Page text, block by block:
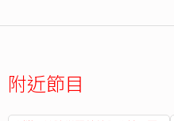
附近節目